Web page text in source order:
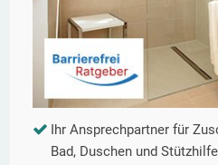
Ihr Ansprechpartner für
Bad, Duschen und